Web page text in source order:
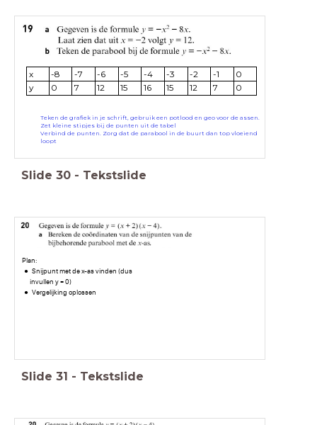
x -8 -7 -6 -5 -4 -3 -2 -1
0
y
0 7 12 15 16 15 12 7 0
Teken de grafiek in je schrift, gebruik een potlood en geo voor de assen.
Zet kleine stipjes bij de punten uit de tabel
Verbind de punten. Zorg dat de parabool in de buurt dan top vloeiend
loopt
Slide 30 - Tekstslide
Plan:
Snijpunt met de x-as vinden (dus
invullen y = 0)
Vergelijking oplossen
Slide 31 - Tekstslide